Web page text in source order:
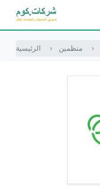
الرئيسية منظمين